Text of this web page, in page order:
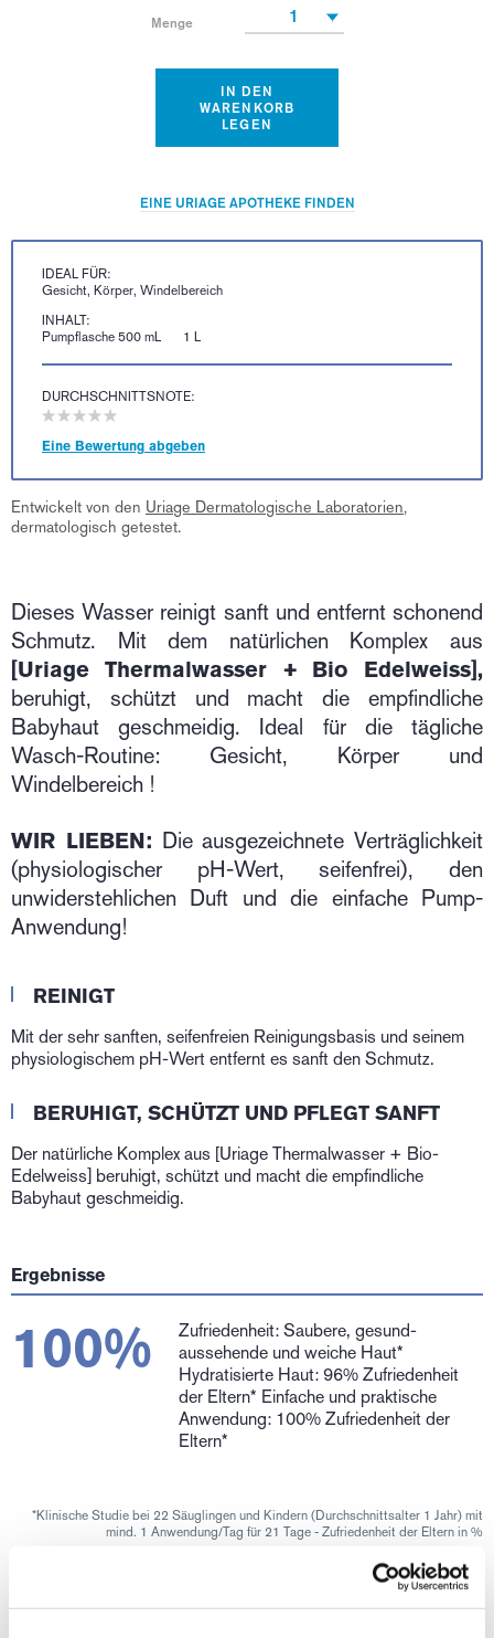
Menge 1
IN DEN
WARENKORB
LEGEN
EINE URIAGE APOTHEKE FINDEN
IDEAL FÜR:
Gesicht, Körper, Windelbereich
INHALT:
Pumpflasche 500 mL
1 L
DURCHSCHNITTSNOTE:
Eine Bewertung abgeben
Entwickelt von den Uriage Dermatologische Laboratorien,
dermatologisch getestet.
Dieses Wasser reinigt sanft und entfernt schonend
Schmutz. Mit dem natürlichen Komplex aus
[Uriage Thermalwasser + Bio Edelweiss],
beruhigt, schützt und macht die empfindliche
Babyhaut geschmeidig. Ideal für die tägliche
Wasch-Routine: Gesicht, Körper und
Windelbereich !
WIR LIEBEN: Die ausgezeichnete Verträglichkeit
(physiologischer pH-Wert, seifenfrei), den
unwiderstehlichen Duft und die einfache Pump-
Anwendung!
REINIGT
Mit der sehr sanften, seifenfreien Reinigungsbasis und seinem
physiologischem pH-Wert entfernt es sanft den Schmutz.
BERUHIGT, SCHÜTZT UND PFLEGT SANFT
Der natürliche Komplex aus [Uriage Thermalwasser + Bio-
Edelweiss] beruhigt, schützt und macht die empfindliche
Babyhaut geschmeidig.
Ergebnisse
100%
Zufriedenheit: Saubere, gesund-
aussehende und weiche Haut*
Hydratisierte Haut: 96% Zufriedenheit
der Eltern* Einfache und praktische
Anwendung: 100% Zufriedenheit der
Eltern*
*Klinische Studie bei 22 Säuglingen und Kindern (Durchschnittsalter 1 Jahr) mit
mind. 1 Anwendung/Tag für 21 Tage - Zufriedenheit der Eltern in %